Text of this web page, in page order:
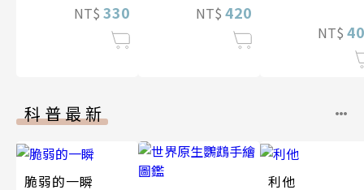
NT$ 330 NT$ 420
NT$
科普最新
脆弱的一瞬 利他